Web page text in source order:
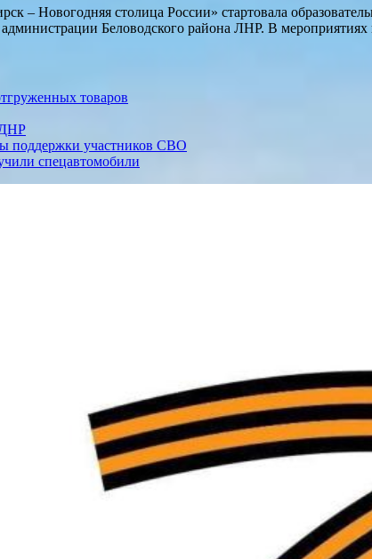
– Новогодняя столица России» стартовала
Беловодского района ЛНР. В
товаров
ДНР
поддержки участников СВО
спецавтомобили